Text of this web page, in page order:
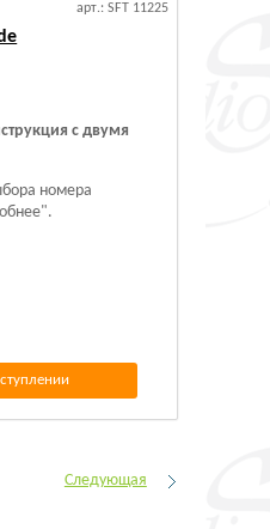
арт.: SFT 11225
с двумя
номера
Следующая